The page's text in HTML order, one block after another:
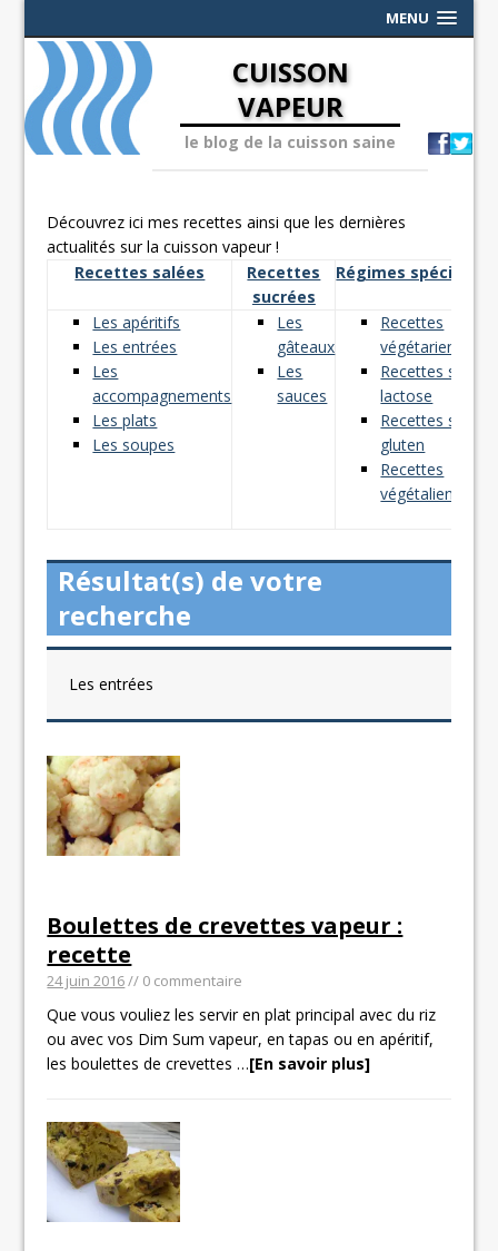
MENU
CUISSON
VAPEUR
le blog de la cuisson saine
Découvrez ici mes recettes ainsi que les dernières
actualités sur la cuisson vapeur !
Recettes salées
Recettes
sucrées
Régimes spéciaux
Les apéritifs
Les entrées
Les
accompagnements
Les plats
Les soupes
Les
gâteaux
Les
sauces
Recettes
végétariennes
Recettes sans
lactose
Recettes sans
gluten
Recettes
végétaliennes
Résultat(s) de votre
recherche
Les entrées
Boulettes de crevettes vapeur :
recette
24 juin 2016// 0 commentaire
Que vous vouliez les servir en plat principal avec du riz
ou avec vos Dim Sum vapeur, en tapas ou en apéritif,
les boulettes de crevettes…[En savoir plus]